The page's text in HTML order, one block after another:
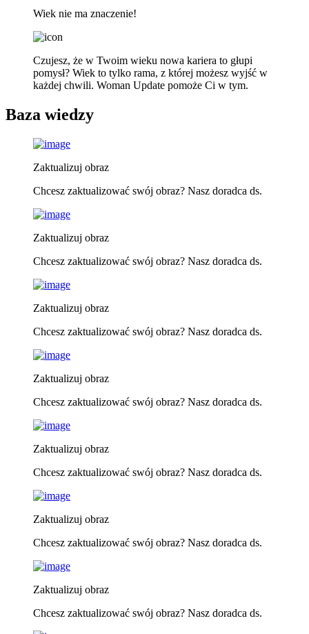
Wiek nie ma znaczenie!
Czujesz, że w Twoim wieku nowa kariera to głupi
pomysł? Wiek to tylko rama, z której możesz wyjść w
każdej chwili. Woman Update pomoże Ci w tym.
Baza wiedzy
Zaktualizuj obraz
Chcesz zaktualizować swój obraz? Nasz doradca ds.
Zaktualizuj obraz
Chcesz zaktualizować swój obraz? Nasz doradca ds.
Zaktualizuj obraz
Chcesz zaktualizować swój obraz? Nasz doradca ds.
Zaktualizuj obraz
Chcesz zaktualizować swój obraz? Nasz doradca ds.
Zaktualizuj obraz
Chcesz zaktualizować swój obraz? Nasz doradca ds.
Zaktualizuj obraz
Chcesz zaktualizować swój obraz? Nasz doradca ds.
Zaktualizuj obraz
Chcesz zaktualizować swój obraz? Nasz doradca ds.